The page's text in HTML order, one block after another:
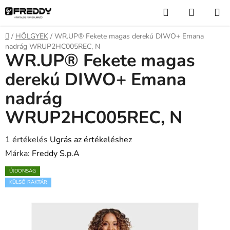
Ugrás
fő
tartalomhoz
KeresésKOSÁR
Kezdőlap
/ HÖLGYEK / WR.UP® Fekete magas derekú DIWO+ Emana
nadrág WRUP2HC005REC, N
WR.UP® Fekete magas
derekú DIWO+ Emana
nadrág
WRUP2HC005REC, N
A
termék
átlagos
értékelése
1 értékelés Ugrás az értékeléshez
Márka: Freddy S.p.A
ÚJDONSÁG
KÜLSŐ RAKTÁR